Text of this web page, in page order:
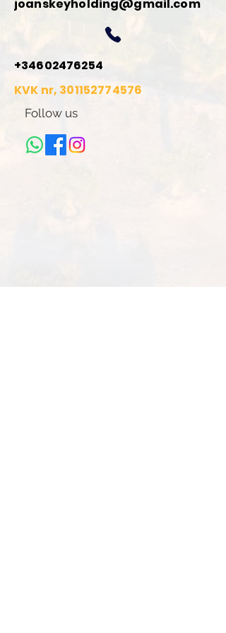
joanskeyholding@gmail.com
+34602476254
KVK nr, 301152774576
Follow us